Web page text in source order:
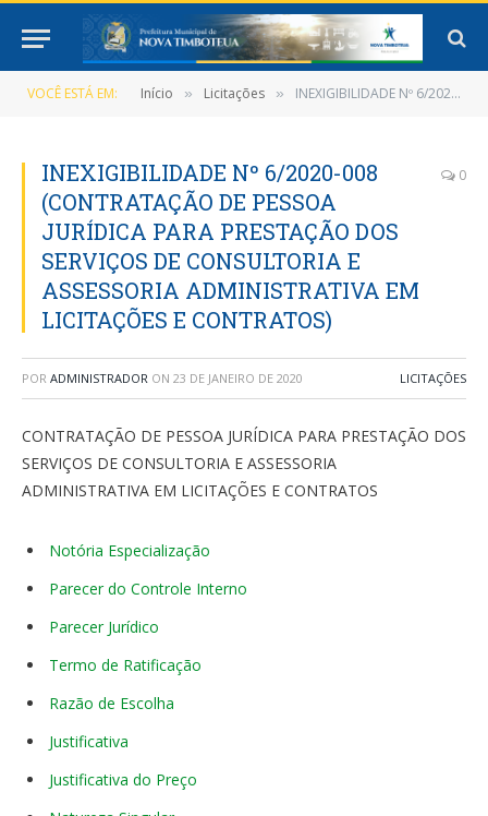
VOCÊ ESTÁ EM: Início » Licitações » INEXIGIBILIDADE Nº 6/2020-008 (CONTRATAÇÃO DE PESSOA JURÍDICA PARA PRESTAÇÃO DOS SERVIÇOS DE CONSULTORIA E ASSESSORIA ADMINISTRATIVA EM LICITAÇÕES E CONTRATOS)
INEXIGIBILIDADE Nº 6/2020-008
(CONTRATAÇÃO DE PESSOA
JURÍDICA PARA PRESTAÇÃO DOS
SERVIÇOS DE CONSULTORIA E
ASSESSORIA ADMINISTRATIVA EM
LICITAÇÕES E CONTRATOS)
0
POR ADMINISTRADOR ON 23 DE JANEIRO DE 2020 LICITAÇÕES
CONTRATAÇÃO DE PESSOA JURÍDICA PARA PRESTAÇÃO DOS
SERVIÇOS DE CONSULTORIA E ASSESSORIA
ADMINISTRATIVA EM LICITAÇÕES E CONTRATOS
Notória Especialização
Parecer do Controle Interno
Parecer Jurídico
Termo de Ratificação
Razão de Escolha
Justificativa
Justificativa do Preço